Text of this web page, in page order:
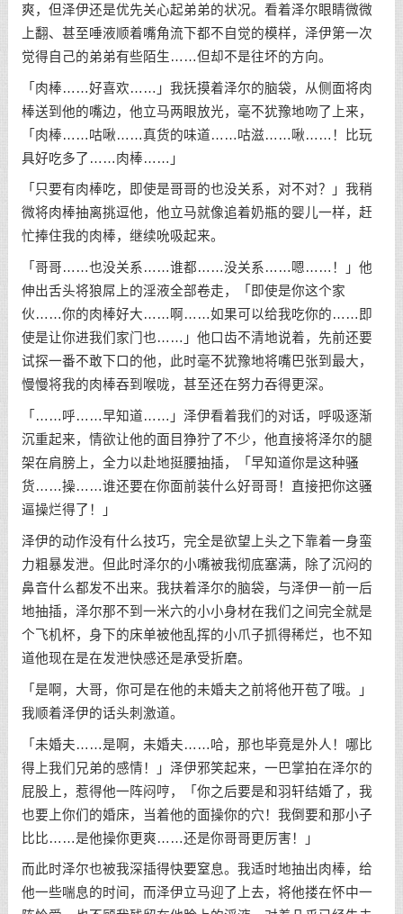
爽，但泽伊还是优先关心起弟弟的状况。看着泽尔眼睛微微
上翻、甚至唾液顺着嘴角流下都不自觉的模样，泽伊第一次
觉得自己的弟弟有些陌生……但却不是往坏的方向。
「肉棒……好喜欢……」我抚摸着泽尔的脑袋，从侧面将肉
棒送到他的嘴边，他立马两眼放光，毫不犹豫地吻了上来，
「肉棒……咕啾……真货的味道……咕滋……啾……！比玩
具好吃多了……肉棒……」
「只要有肉棒吃，即使是哥哥的也没关系，对不对？」我稍
微将肉棒抽离挑逗他，他立马就像追着奶瓶的婴儿一样，赶
忙捧住我的肉棒，继续吮吸起来。
「哥哥……也没关系……谁都……没关系……嗯……！」他
伸出舌头将狼屌上的淫液全部卷走，「即使是你这个家
伙……你的肉棒好大……啊……如果可以给我吃你的……即
使是让你进我们家门也……」他口齿不清地说着，先前还要
试探一番不敢下口的他，此时毫不犹豫地将嘴巴张到最大，
慢慢将我的肉棒吞到喉咙，甚至还在努力吞得更深。
「……呼……早知道……」泽伊看着我们的对话，呼吸逐渐
沉重起来，情欲让他的面目狰狞了不少，他直接将泽尔的腿
架在肩膀上，全力以赴地挺腰抽插，「早知道你是这种骚
货……操……谁还要在你面前装什么好哥哥！直接把你这骚
逼操烂得了！」
泽伊的动作没有什么技巧，完全是欲望上头之下靠着一身蛮
力粗暴发泄。但此时泽尔的小嘴被我彻底塞满，除了沉闷的
鼻音什么都发不出来。我扶着泽尔的脑袋，与泽伊一前一后
地抽插，泽尔那不到一米六的小小身材在我们之间完全就是
个飞机杯，身下的床单被他乱挥的小爪子抓得稀烂，也不知
道他现在是在发泄快感还是承受折磨。
「是啊，大哥，你可是在他的未婚夫之前将他开苞了哦。」
我顺着泽伊的话头刺激道。
「未婚夫……是啊，未婚夫……哈，那也毕竟是外人！哪比
得上我们兄弟的感情！」泽伊邪笑起来，一巴掌拍在泽尔的
屁股上，惹得他一阵闷哼，「你之后要是和羽轩结婚了，我
也要上你们的婚床，当着他的面操你的穴！我倒要和那小子
比比……是他操你更爽……还是你哥哥更厉害！」
而此时泽尔也被我深插得快要窒息。我适时地抽出肉棒，给
他一些喘息的时间，而泽伊立马迎了上去，将他搂在怀中一